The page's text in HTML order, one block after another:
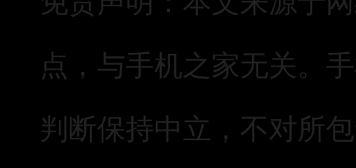
点，与手机之家无关。
判断保持中立，不对所